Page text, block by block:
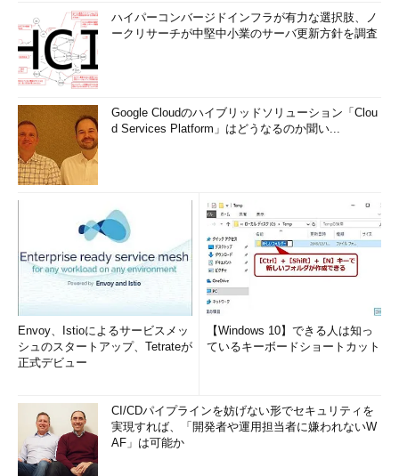
ハイパーコンバージドインフラが有力な選択肢、ノ
ークリサーチが中堅中小業のサーバ更新方針を調査
Google Cloudのハイブリッドソリューション「Clou
d Services Platform」はどうなるのか聞い...
Envoy、Istioによるサービスメッ
シュのスタートアップ、Tetrateが
正式デビュー
【Windows 10】できる人は知っ
ているキーボードショートカット
CI/CDパイプラインを妨げない形でセキュリティを
実現すれば、「開発者や運用担当者に嫌われないW
AF」は可能か